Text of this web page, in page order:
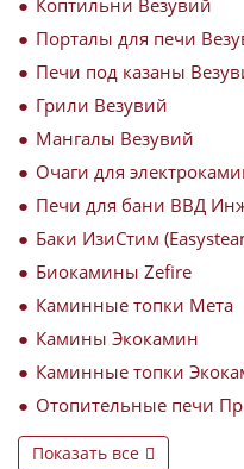
Порталы для печи
Печи под казаны
Грили Везувий
Мангалы Везувий
Очаги для
Печи для бани ВВД
Баки ИзиСтим
Биокамины Zefire
Каминные топки Мета
Камины Экокамин
Каминные топки
Отопительные печи
Показать все